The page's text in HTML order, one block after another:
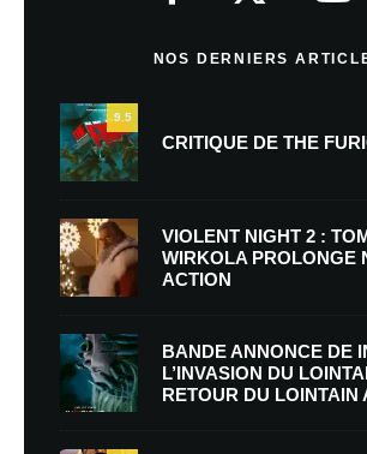
NOS DERNIERS
9.5
CRITIQUE DE THE
VIOLENT NIGHT 2 :
WIRKOLA PROLONGE
ACTION
BANDE ANNONCE DE
L’INVASION DU
RETOUR DU LOINTAIN